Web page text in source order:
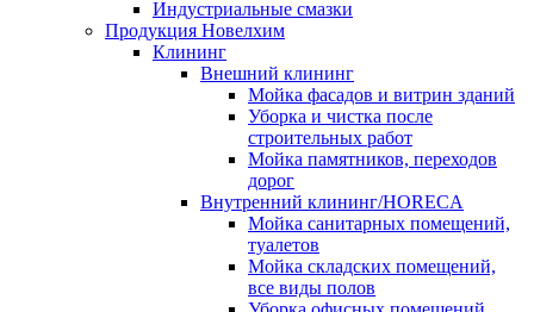
Индустриальные смазки
Продукция Новелхим
Клининг
Внешний клининг
Мойка фасадов и витрин зданий
Уборка и чистка после
строительных работ
Мойка памятников, переходов
дорог
Внутренний клининг/HORECA
Мойка санитарных помещений,
туалетов
Мойка складских помещений,
все виды полов